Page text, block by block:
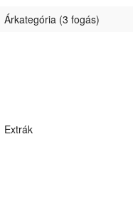
Árkategória (3 fogás)
Extrák